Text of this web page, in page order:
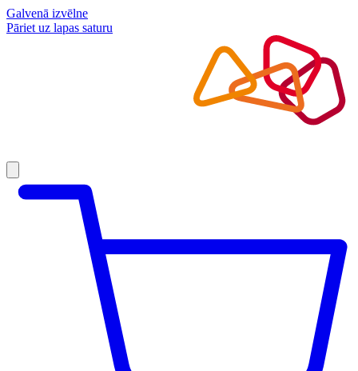
Galvenā izvēlne
Pāriet uz lapas saturu